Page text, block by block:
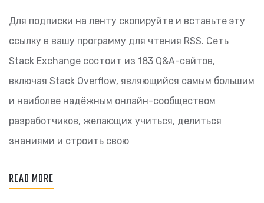
Для подписки на ленту скопируйте и вставьте эту
ссылку в вашу программу для чтения RSS. Сеть
Stack Exchange состоит из 183 Q&A-сайтов,
включая Stack Overflow, являющийся самым большим
и наиболее надёжным онлайн-сообществом
разработчиков, желающих учиться, делиться
знаниями и строить свою
READ MORE